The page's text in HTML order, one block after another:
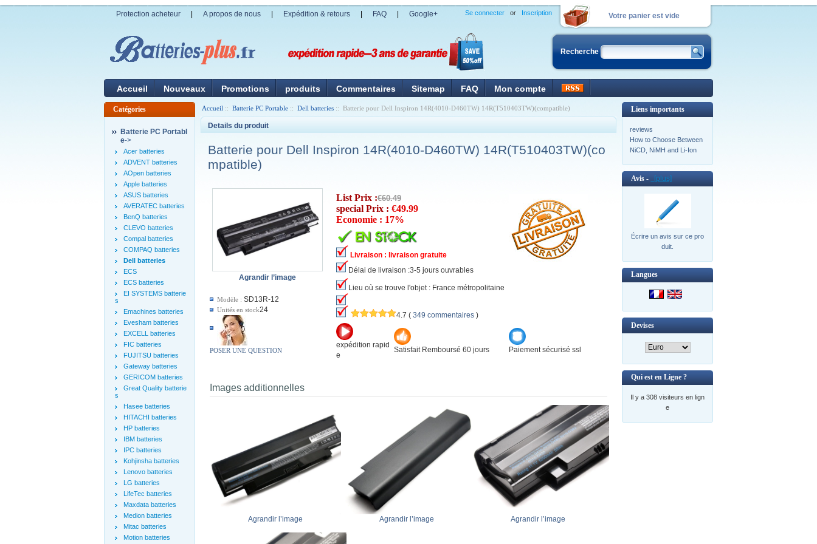
Protection acheteur A propos de nous Expédition & retours FAQ Google+ Votre panier est vide
Se connecter or Inscription
Recherche
Accueil Nouveaux Promotions produits Commentaires Sitemap FAQ Mon compte
Catégories
Batterie PC Portabl
e->
Acer batteries
ADVENT batteries
AOpen batteries
Apple batteries
ASUS batteries
AVERATEC batteries
BenQ batteries
CLEVO batteries
Compal batteries
COMPAQ batteries
Dell batteries
ECS
ECS batteries
EI SYSTEMS batterie
s
Emachines batteries
Evesham batteries
EXCELL batteries
FIC batteries
FUJITSU batteries
Gateway batteries
GERICOM batteries
Great Quality batterie
s
Hasee batteries
HITACHI batteries
HP batteries
IBM batteries
IPC batteries
Kohjinsha batteries
Lenovo batteries
LG batteries
LifeTec batteries
Maxdata batteries
Medion batteries
Mitac batteries
Motion batteries
Accueil :: Batterie PC Portable :: Dell batteries :: Batterie pour Dell Inspiron 14R(4010-D460TW) 14R(T510403TW)(compatible)
Details du produit
Batterie pour Dell Inspiron 14R(4010-D460TW) 14R(T510403TW)(co
mpatible)
Agrandir l’image
Modèle : SD13R-12
Unités en stock24
POSER UNE QUESTION
List Prix :€60.49
special Prix : €49.99
Economie : 17%
Livraison : livraison gratuite
Délai de livraison :3-5 jours ouvrables
Lieu où se trouve l'objet : France métropolitaine
4.7 ( 349 commentaires )
expédition rapid
e
Satisfait Remboursé 60 jours Paiement sécurisé ssl
Images additionnelles
Agrandir l’image Agrandir l’image Agrandir l’image
Liens importants
reviews
How to Choose Between
NiCD, NiMH and Li-Ion
Avis - [plus]
Écrire un avis sur ce pro
duit.
Langues
Devises
Qui est en Ligne ?
Il y a 308 visiteurs en lign
e